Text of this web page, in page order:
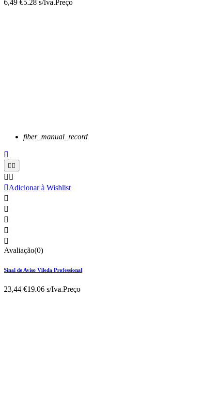
6,49 €5.28 s/Iva.Preço
fiber_manual_record


 
Adicionar à Wishlist





Avaliação(0)
Sinal de Aviso Vileda Professional
23,44 €19.06 s/Iva.Preço